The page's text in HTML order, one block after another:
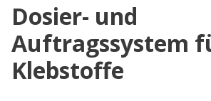
Dosier- und
Auftragssystem
Klebstoffe